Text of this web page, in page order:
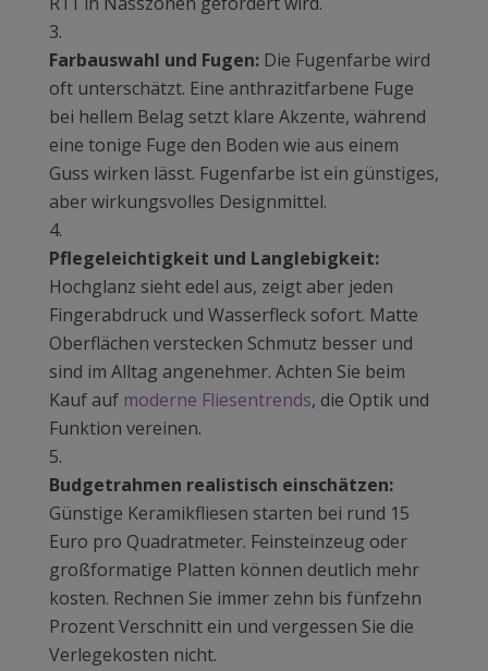
Farbauswahl und Fugen:Die Fugenfarbe wird
oft unterschätzt. Eine anthrazitfarbene Fuge
bei hellem Belag setzt klare Akzente, während
eine tonige Fuge den Boden wie aus einem
Guss wirken lässt. Fugenfarbe ist ein günstiges,
aber wirkungsvolles Designmittel.
Pflegeleichtigkeit und Langlebigkeit:
Hochglanz sieht edel aus, zeigt aber jeden
Fingerabdruck und Wasserfleck sofort. Matte
Oberflächen verstecken Schmutz besser und
sind im Alltag angenehmer. Achten Sie beim
Kauf auf moderne Fliesentrends, die Optik und
Funktion vereinen.
Budgetrahmen realistisch einschätzen:
Günstige Keramikfliesen starten bei rund 15
Euro pro Quadratmeter. Feinsteinzeug oder
großformatige Platten können deutlich mehr
kosten. Rechnen Sie immer zehn bis fünfzehn
Prozent Verschnitt ein und vergessen Sie die
Verlegekosten nicht.